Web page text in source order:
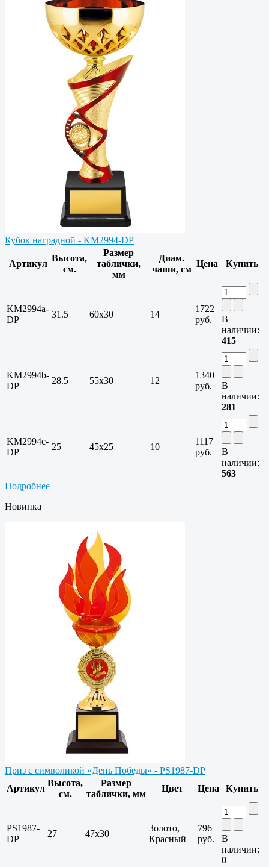
Кубок наградной - KM2994-DP
Артикул
Высота,
см.
Размер
таблички,
мм
Диам.
чаши, см
Цена Купить
KM2994a-
DP
31.5 60х30 14
1722
руб.
В
наличии:
415
KM2994b-
DP
28.5 55х30 12
1340
руб.
В
наличии:
281
KM2994c-
DP
25 45х25 10
1117
руб.
В
наличии:
563
Подробнее
Новинка
Приз c символикой «День Победы» - PS1987-DP
Артикул
Высота,
см.
Размер
таблички, мм
Цвет Цена Купить
PS1987-
DP
27 47х30
Золото,
Красный
796
руб.
В
наличии:
0